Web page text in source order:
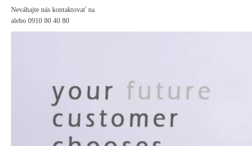
Neváhajte nás kontaktovať na
alebo 0910 80 40 80